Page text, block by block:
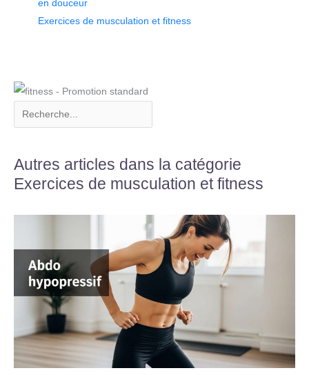
en douceur
Exercices de musculation et fitness
Autres articles dans la catégorie
Exercices de musculation et fitness